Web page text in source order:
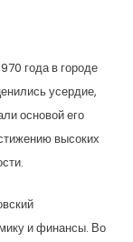
года в городе
усердие,
основой его
высоких
и финансы. Во